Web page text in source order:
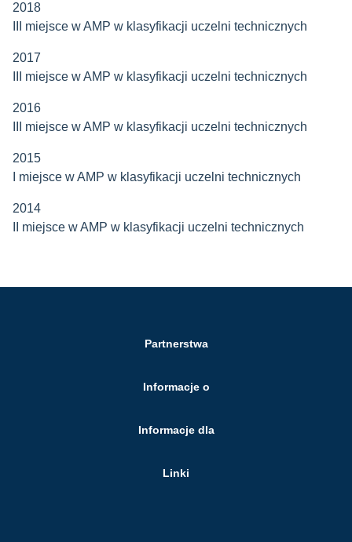
2018
III miejsce w AMP w klasyfikacji uczelni technicznych
2017
III miejsce w AMP w klasyfikacji uczelni technicznych
2016
III miejsce w AMP w klasyfikacji uczelni technicznych
2015
I miejsce w AMP w klasyfikacji uczelni technicznych
2014
II miejsce w AMP w klasyfikacji uczelni technicznych
Partnerstwa
Informacje o
Informacje dla
Linki